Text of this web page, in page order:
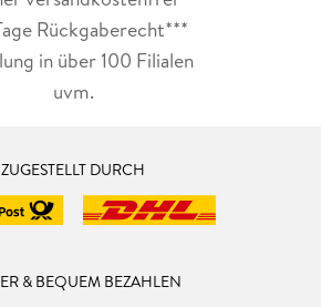
Rückgaberecht***
in über 100 Filialen
uvm.
ZUGESTELLT DURCH
& BEQUEM BEZAHLEN